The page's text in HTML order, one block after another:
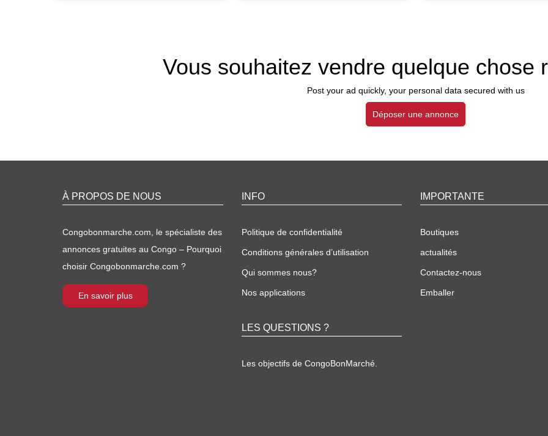
Vous souhaitez vendre quelque chose
Post your ad quickly, your personal data secured with us
Déposer une annonce
À PROPOS DE NOUS
Congobonmarche.com, le spécialiste des
annonces gratuites au Congo – Pourquoi
choisir Congobonmarche.com ?
En savoir plus
INFO
Politique de confidentialité
Conditions générales d’utilisation
Qui sommes nous?
Nos applications
LES QUESTIONS ?
Les objectifs de CongoBonMarché.
IMPORTANTE
Boutiques
actualités
Contactez-nous
Emballer